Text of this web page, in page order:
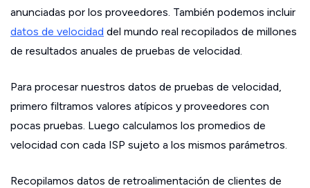
anunciadas por los proveedores. También podemos incluir
datos de velocidad del mundo real recopilados de millones
de resultados anuales de pruebas de velocidad.
Para procesar nuestros datos de pruebas de velocidad,
primero filtramos valores atípicos y proveedores con
pocas pruebas. Luego calculamos los promedios de
velocidad con cada ISP sujeto a los mismos parámetros.
Recopilamos datos de retroalimentación de clientes de